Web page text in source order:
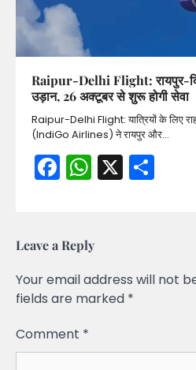
Raipur-Delhi Flight: रायपुर-
उड़ान, 26 अक्टूबर से शुरू होगी सेवा
Raipur-Delhi Flight: यात्रियों के लिए
(IndiGo Airlines) ने रायपुर और…
Facebook
X
Leave a Reply
Your email address will not
fields are marked *
Comment *